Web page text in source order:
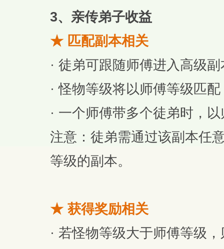
3、亲传弟子收益
★ 匹配副本相关
· 徒弟可跟随师傅进入高级
· 怪物等级将以师傅等级匹配
· 一个师傅带多个徒弟时，
注意：徒弟需通过该副本任
等级的副本。
★ 获得奖励相关
· 若怪物等级大于师傅等级